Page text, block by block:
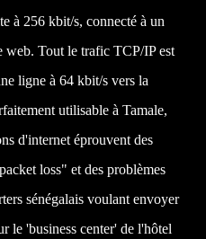
à 256 kbit/s, connecté à un
web. Tout le trafic TCP/IP est
ligne à 64 kbit/s vers la
utilisable à Tamale,
d'internet éprouvent des
loss" et des problèmes
sénégalais voulant envoyer
le 'business center' de l'hôtel